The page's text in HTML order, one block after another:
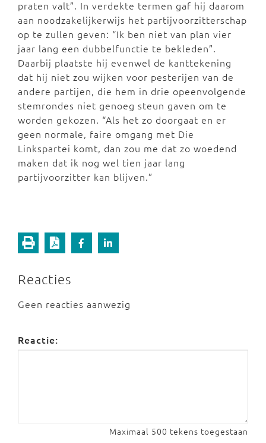
praten valt”. In verdekte termen gaf hij daarom
aan noodzakelijkerwijs het partijvoorzitterschap
op te zullen geven: “Ik ben niet van plan vier
jaar lang een dubbelfunctie te bekleden”.
Daarbij plaatste hij evenwel de kanttekening
dat hij niet zou wijken voor pesterijen van de
andere partijen, die hem in drie opeenvolgende
stemrondes niet genoeg steun gaven om te
worden gekozen. “Als het zo doorgaat en er
geen normale, faire omgang met Die
Linkspartei komt, dan zou me dat zo woedend
maken dat ik nog wel tien jaar lang
partijvoorzitter kan blijven.”
Reacties
Geen reacties aanwezig
Reactie:
Maximaal 500 tekens toegestaan